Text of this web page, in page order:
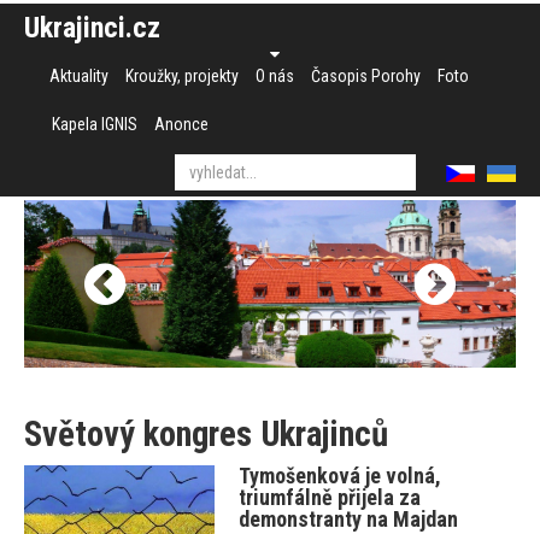
Ukrajinci.cz
Aktuality Kroužky, projekty O nás Časopis Porohy Foto
Kapela IGNIS Anonce
Světový kongres Ukrajinců
Tymošenková je volná,
triumfálně přijela za
demonstranty na Majdan